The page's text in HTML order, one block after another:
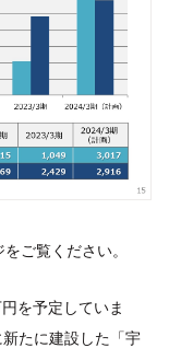
ご覧ください。
を予定していま
たに建設した「宇